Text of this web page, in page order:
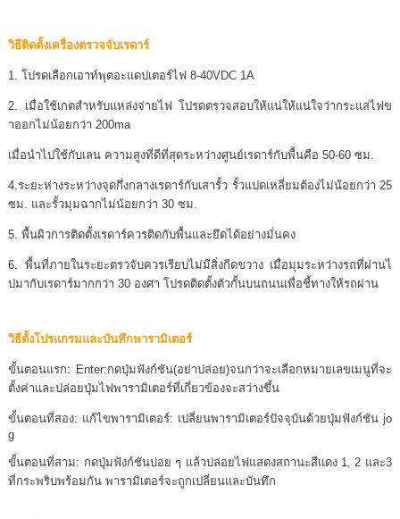
วิธีติดตั้งเครื่องตรวจจับเรดาร์
1. โปรดเลือกเอาท์พุตอะแดปเตอร์ไฟ 8-40VDC 1A
2. เมื่อใช้เกตสำหรับแหล่งจ่ายไฟ โปรดตรวจสอบให้แน่ให้แน่ใจว่ากระแสไฟข
าออกไม่น้อยกว่า 200ma
เมื่อนำไปใช้กับเลน ความสูงที่ดีที่สุดระหว่างศูนย์เรดาร์กับพื้นคือ 50-60 ซม.
4.ระยะห่างระหว่างจุดกึ่งกลางเรดาร์กับเสารั้ว รั้วแปดเหลี่ยมต้องไม่น้อยกว่า 25
ซม. และรั้วมุมฉากไม่น้อยกว่า 30 ซม.
5. พื้นผิวการติดตั้งเรดาร์ควรติดกับพื้นและยึดได้อย่างมั่นคง
6. พื้นที่ภายในระยะตรวจับควรเรียบไม่มีสิ่งกีดขวาง เมื่อมุมระหว่างรถที่ผ่านไ
ปมากับเรดาร์มากกว่า 30 องศา โปรดติดตั้งตัวกั้นบนถนนเพื่อชี้ทางให้รถผ่าน
วิธีตั้งโปรแกรมและบันทึกพารามิเตอร์
ขั้นตอนแรก: Enter:กดปุ่มฟังก์ชัน(อย่าปล่อย)จนกว่าจะเลือกหมายเลขเมนูที่จะ
ตั้งค่าและปล่อยปุ่มไฟพารามิเตอร์ที่เกี่ยวข้องจะสว่างขึ้น
ขั้นตอนที่สอง: แก้ไขพารามิเตอร์: เปลี่ยนพารามิเตอร์ปัจจุบันด้วยปุ่มฟังก์ชัน jo
g
ขั้นตอนที่สาม: กดปุ่มฟังก์ชันบ่อย ๆ แล้วปล่อยไฟแสดงสถานะสีแดง 1, 2 และ3
ที่กระพริบพร้อมกัน พารามิเตอร์จะถูกเปลี่ยนและบันทึก